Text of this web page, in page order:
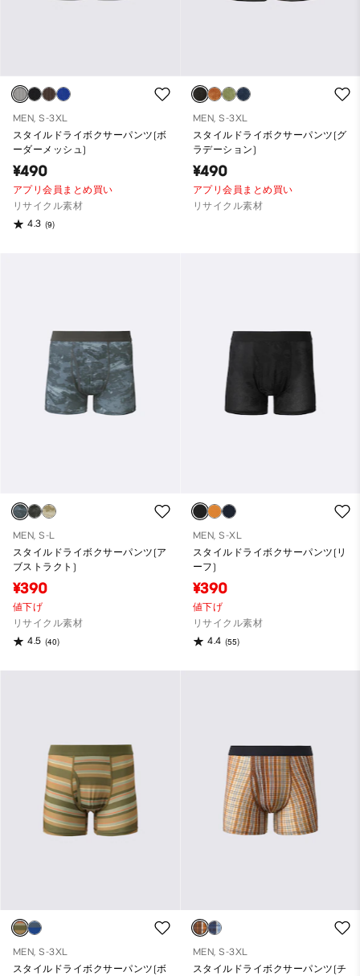
MEN, S-3XL
スタイルドライボクサーパンツ(ボ
ーダーメッシュ)
¥490
アプリ会員まとめ買い
リサイクル素材
4.3 (9)
MEN, S-3XL
スタイルドライボクサーパンツ(グ
ラデーション)
¥490
アプリ会員まとめ買い
リサイクル素材
MEN, S-L
スタイルドライボクサーパンツ(ア
ブストラクト)
¥390
値下げ
リサイクル素材
4.5 (40)
MEN, S-XL
スタイルドライボクサーパンツ(リ
ーフ)
¥390
値下げ
リサイクル素材
4.4 (55)
MEN, S-3XL
スタイルドライボクサーパンツ(ボ
MEN, S-3XL
スタイルドライボクサーパンツ(チ